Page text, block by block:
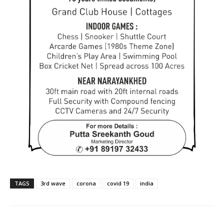
TAGS 3rd wave corona covid 19 india